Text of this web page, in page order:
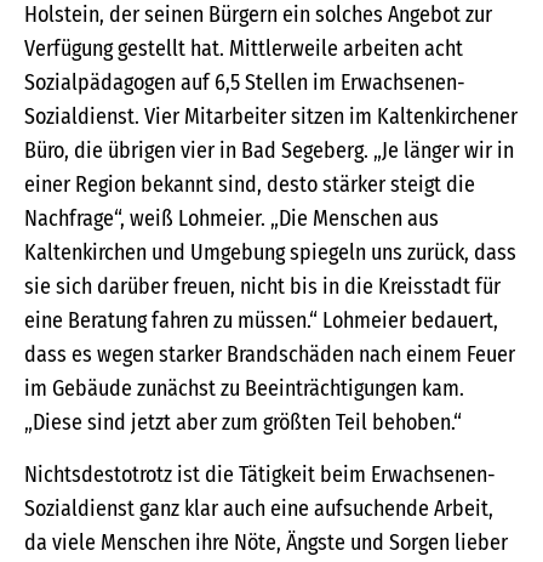
Holstein, der seinen Bürgern ein solches Angebot zur
Verfügung gestellt hat. Mittlerweile arbeiten acht
Sozialpädagogen auf 6,5 Stellen im Erwachsenen-
Sozialdienst. Vier Mitarbeiter sitzen im Kaltenkirchener
Büro, die übrigen vier in Bad Segeberg. „Je länger wir in
einer Region bekannt sind, desto stärker steigt die
Nachfrage“, weiß Lohmeier. „Die Menschen aus
Kaltenkirchen und Umgebung spiegeln uns zurück, dass
sie sich darüber freuen, nicht bis in die Kreisstadt für
eine Beratung fahren zu müssen.“ Lohmeier bedauert,
dass es wegen starker Brandschäden nach einem Feuer
im Gebäude zunächst zu Beeinträchtigungen kam.
„Diese sind jetzt aber zum größten Teil behoben.“
Nichtsdestotrotz ist die Tätigkeit beim Erwachsenen-
Sozialdienst ganz klar auch eine aufsuchende Arbeit,
da viele Menschen ihre Nöte, Ängste und Sorgen lieber